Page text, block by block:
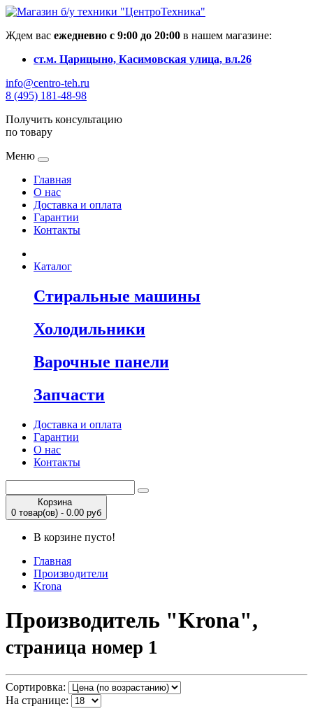
Ждем вас ежедневно с 9:00 до 20:00 в нашем магазине:
ст.м. Царицыно, Касимовская улица, вл.26
info@centro-teh.ru
8 (495) 181-48-98
Получить консультацию
по товару
Меню
Главная
О нас
Доставка и оплата
Гарантии
Контакты
Каталог
Стиральные машины
Холодильники
Варочные панели
Запчасти
Доставка и оплата
Гарантии
О нас
Контакты
Корзина
0 товар(ов) - 0.00 руб
В корзине пусто!
Главная
Производители
Krona
Производитель "Krona",
страница номер 1
Сортировка:
На странице: